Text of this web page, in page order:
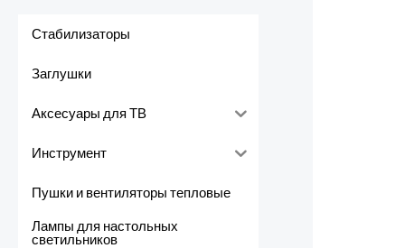
Стабилизаторы
Заглушки
Аксесуары для ТВ
Инструмент
Пушки и вентиляторы тепловые
Лампы для настольных
светильников